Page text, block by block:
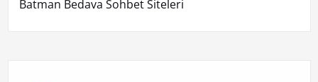
Batman Bedava Sohbet Siteleri